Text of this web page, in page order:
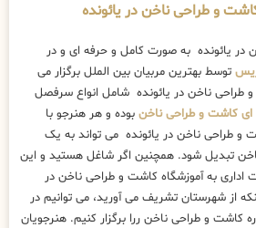
و طراحی ناخن در یائونده
یائونده به صورت کامل و حرفه ای و در
توسط بهترین مربیان بین الملل برگزار می
ناخن در یائونده شامل انواع سرفصل
کاشت و طراحی ناخن بوده و هر هنرجو با
طراحی ناخن در یائونده می تواند به یک
تبدیل شود. همچنین اگر شاغل هستید و این
اداری به آموزشگاه کاشت و طراحی ناخن در
از شهرستان تشریف می آورید، می توانیم در
کاشت و طراحی ناخن ررا برگزار کنیم. هنرجویان